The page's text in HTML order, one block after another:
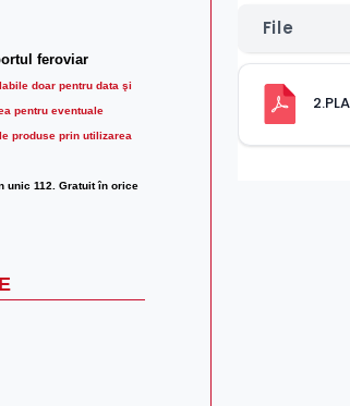
feroviar
doar pentru data şi
pentru eventuale
produse prin utilizarea
unic 112. Gratuit în orice
File